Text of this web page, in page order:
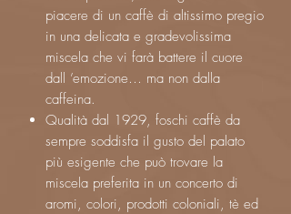
piacere di un caffè di altissimo pregio
in una delicata e gradevolissima
miscela che vi farà battere il cuore
dall ’emozione… ma non dalla
caffeina.
Qualità dal 1929, foschi caffè da
sempre soddisfa il gusto del palato
più esigente che può trovare la
miscela preferita in un concerto di
aromi, colori, prodotti coloniali, tè ed